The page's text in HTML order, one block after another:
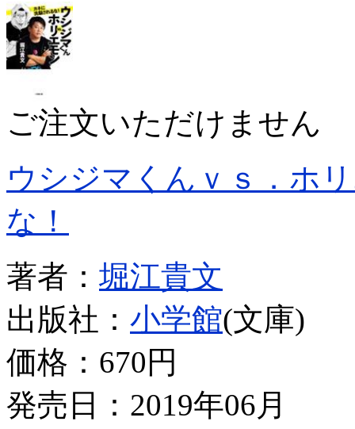
ご注文いただけません
ウシジマくんｖｓ．ホ
な！
著者： 堀江貴文
出版社： 小学館(文庫)
価格： 670円
発売日：2019年06月